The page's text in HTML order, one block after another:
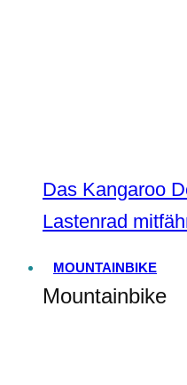
Das Kangaroo
Lastenrad
MOUNTAINBIKE
Mountainbike